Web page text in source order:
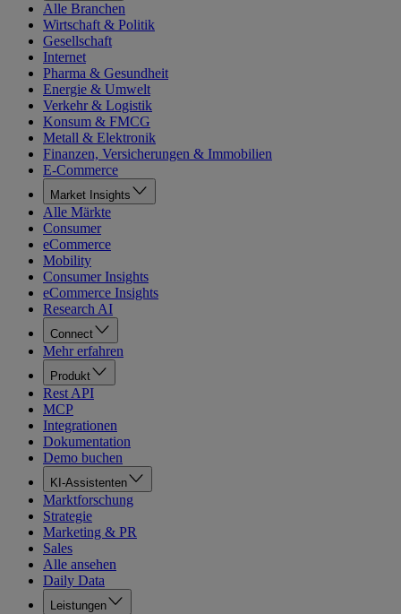
Alle Branchen
Wirtschaft & Politik
Gesellschaft
Internet
Pharma & Gesundheit
Energie & Umwelt
Verkehr & Logistik
Konsum & FMCG
Metall & Elektronik
Finanzen, Versicherungen & Immobilien
E-Commerce
Market Insights
Alle Märkte
Consumer
eCommerce
Mobility
Consumer Insights
eCommerce Insights
Research AI
Connect
Mehr erfahren
Produkt
Rest API
MCP
Integrationen
Dokumentation
Demo buchen
KI-Assistenten
Marktforschung
Strategie
Marketing & PR
Sales
Alle ansehen
Daily Data
Leistungen